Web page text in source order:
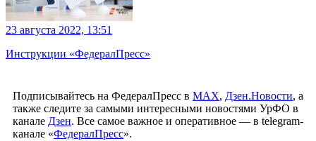
23 августа 2022, 13:51
Инструкции «ФедералПресс»
Подписывайтесь на ФедералПресс в МАХ, Дзен.Новости, а
также следите за самыми интересными новостями УрФО в
канале Дзен. Все самое важное и оперативное — в telegram-
канале «ФедералПресс».